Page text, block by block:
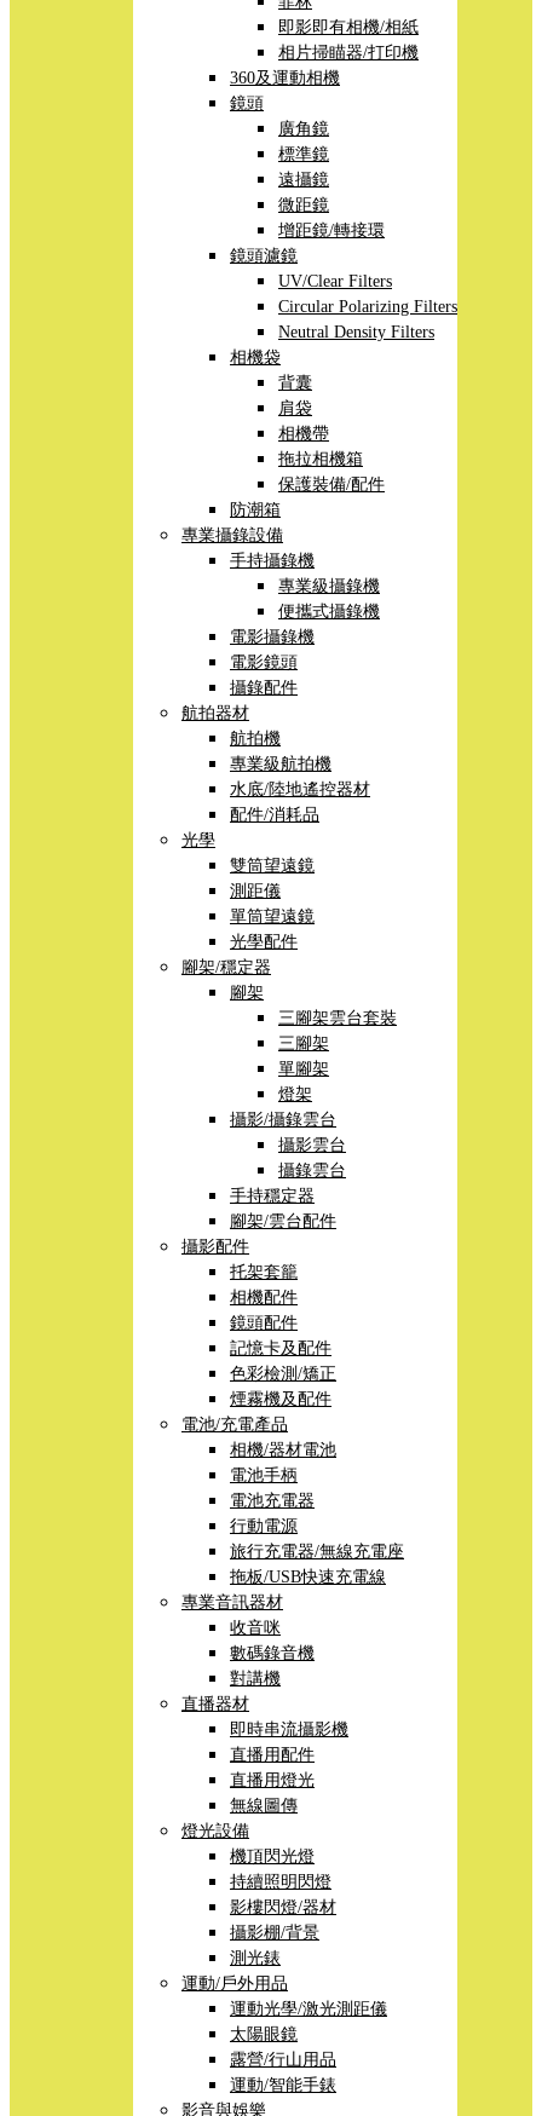
即影即有相機/相紙
相片掃瞄器/打印機
360及運動相機
鏡頭
廣角鏡
標準鏡
遠攝鏡
微距鏡
增距鏡/轉接環
鏡頭濾鏡
UV/Clear Filters
Circular Polarizing Filters
Neutral Density Filters
相機袋
背囊
肩袋
相機帶
拖拉相機箱
保護裝備/配件
防潮箱
專業攝錄設備
手持攝錄機
專業級攝錄機
便攜式攝錄機
電影攝錄機
電影鏡頭
攝錄配件
航拍器材
航拍機
專業級航拍機
水底/陸地遙控器材
配件/消耗品
光學
雙筒望遠鏡
測距儀
單筒望遠鏡
光學配件
腳架/穩定器
腳架
三腳架雲台套裝
三腳架
單腳架
燈架
攝影/攝錄雲台
攝影雲台
攝錄雲台
手持穩定器
腳架/雲台配件
攝影配件
托架套籠
相機配件
鏡頭配件
記憶卡及配件
色彩檢測/矯正
煙霧機及配件
電池/充電產品
相機/器材電池
電池手柄
電池充電器
行動電源
旅行充電器/無線充電座
拖板/USB快速充電線
專業音訊器材
收音咪
數碼錄音機
對講機
直播器材
即時串流攝影機
直播用配件
直播用燈光
無線圖傳
燈光設備
機頂閃光燈
持續照明閃燈
影樓閃燈/器材
攝影棚/背景
測光錶
運動/戶外用品
運動光學/激光測距儀
太陽眼鏡
露營/行山用品
運動/智能手錶
影音與娛樂